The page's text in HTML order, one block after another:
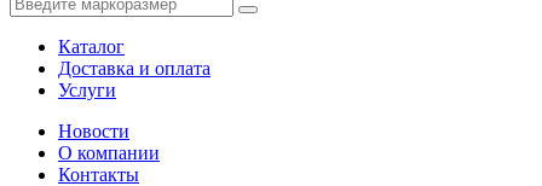
Каталог
Доставка и оплата
Услуги
Новости
О компании
Контакты